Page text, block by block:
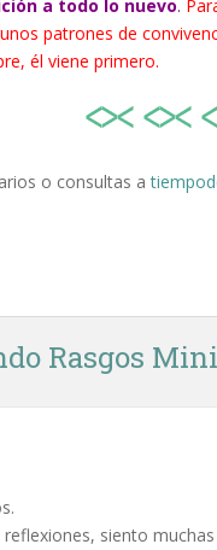
a todo lo nuevo.
patrones de
él viene primero.
o consultas a
Rasgos
siento